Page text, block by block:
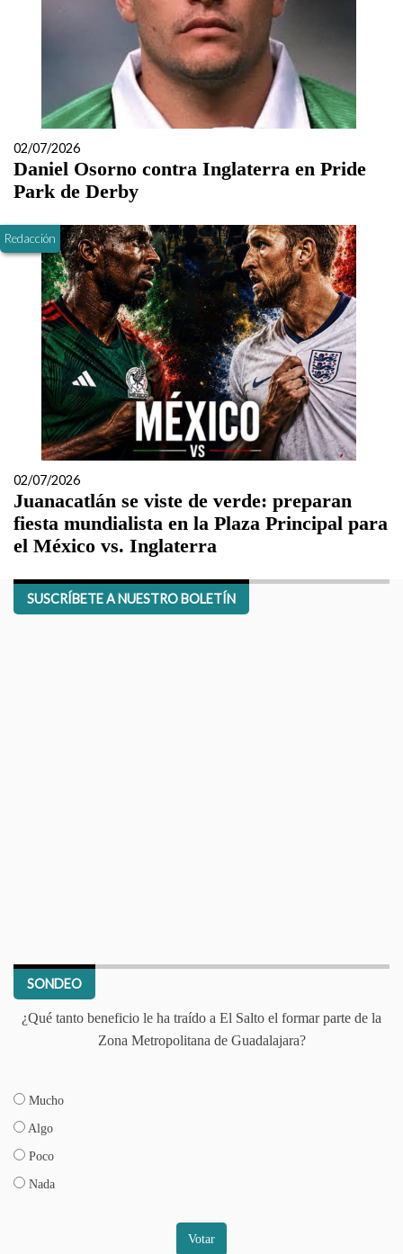
02/07/2026
Daniel Osorno contra Inglaterra en Pride
Park de Derby
Redacción
02/07/2026
Juanacatlán se viste de verde: preparan
fiesta mundialista en la Plaza Principal para
el México vs. Inglaterra
SUSCRÍBETE A NUESTRO BOLETÍN
SONDEO
¿Qué tanto beneficio le ha traído a El Salto el formar parte de la
Zona Metropolitana de Guadalajara?
Mucho
Algo
Poco
Nada
Votar